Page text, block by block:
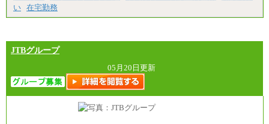
基本給
い 在宅勤務
JTBグループ
05月20日更新